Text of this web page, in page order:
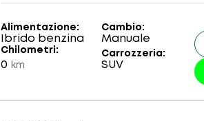
Alimentazione
Ibrido benzina
Cambio
Manuale
Chilometri
0 km
Carrozzeria
SUV